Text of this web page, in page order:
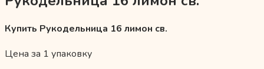
Купить Рукодельница 16 лимон св.
Цена за 1 упаковку